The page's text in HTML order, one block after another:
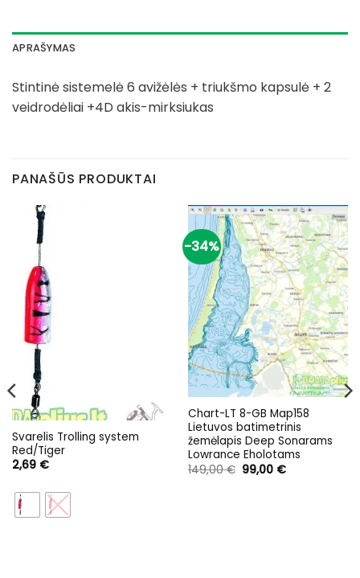
APRAŠYMAS
Stintinė sistemelė 6 avižėlės + triukšmo kapsulė + 2
veidrodėliai +4D akis-mirksiukas
PANAŠŪS PRODUKTAI
Svarelis Trolling system
Red/Tiger
2,69 €
-34%
Chart-LT 8-GB Map158
Lietuvos batimetrinis
žemėlapis Deep Sonarams
Lowrance Eholotams
149,00€ Original
price
99,00 €Current